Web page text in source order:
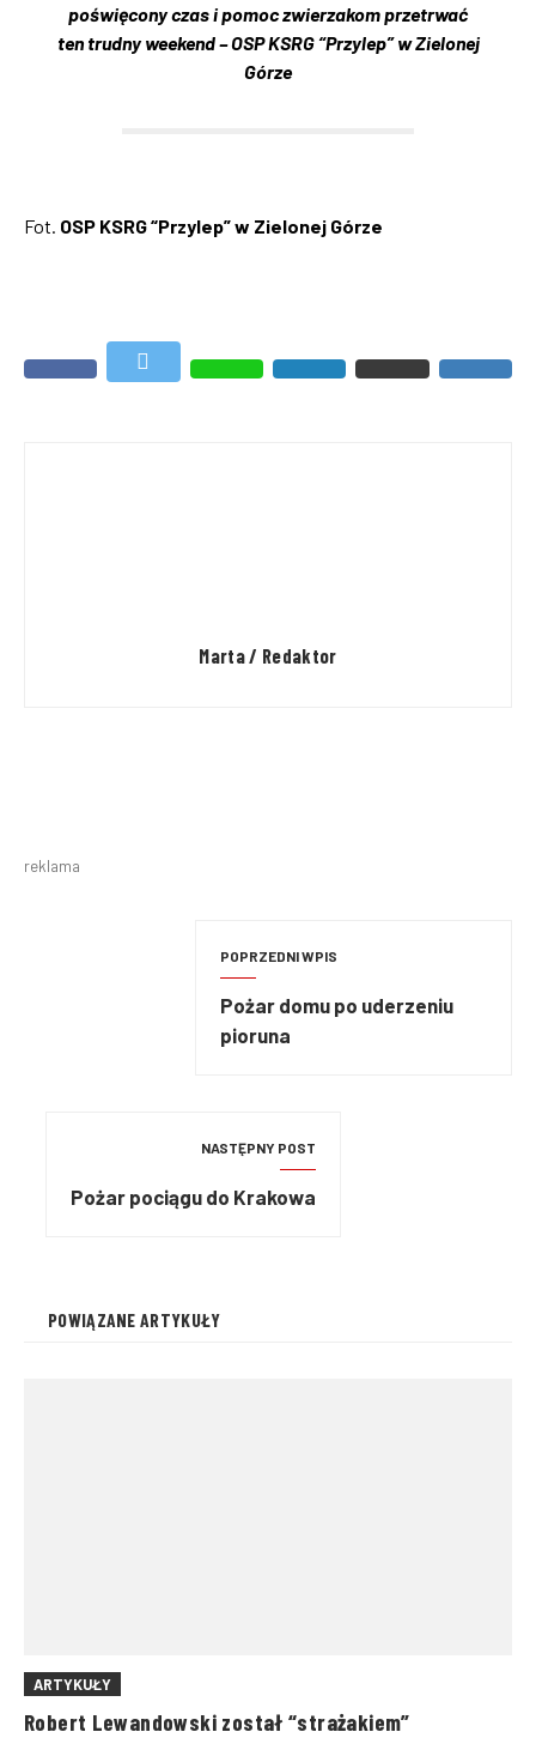
poświęcony czas i pomoc zwierzakom przetrwać
ten trudny weekend – OSP KSRG “Przylep” w Zielonej
Górze
Fot. OSP KSRG “Przylep” w Zielonej Górze
Marta / Redaktor
reklama
POPRZEDNI WPIS
Pożar domu po uderzeniu
pioruna
NASTĘPNY POST
Pożar pociągu do Krakowa
POWIĄZANE ARTYKUŁY
ARTYKUŁY
Robert Lewandowski został “strażakiem”